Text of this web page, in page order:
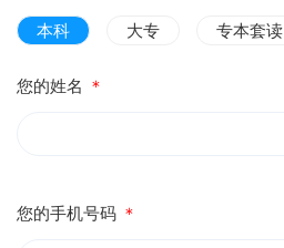
本科 大专 专本套读
您的姓名 ＊
您的手机号码 ＊